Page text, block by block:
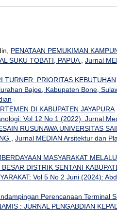
PENATAAN PEMUKIMAN
SUKU TOBATI, PAPUA
Jurnal
TURNER: PRIORITAS KEBUTUHAN
Bajoe, Kabupaten Bone,
DI KABUPATEN JAYAPURA
Vol 12 No 1 (2022): Jurnal
RUSUNAWA UNIVERSITAS
Jurnal MEDIAN Arsitektur dan
MASYARAKAT
DISTRIK SENTANI
Vol 5 No 2 Juni (2024):
Perencanaan Terminal
: JURNAL PENGABDIAN